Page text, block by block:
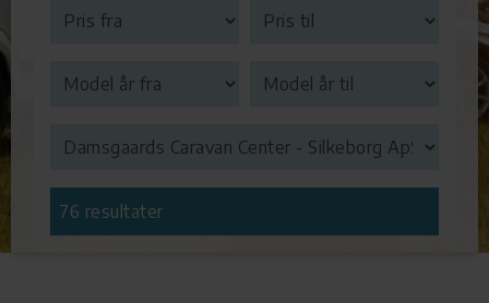
76 resultater